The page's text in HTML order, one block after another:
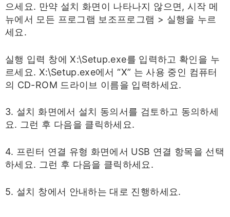
으세요. 만약 설치 화면이 나타나지 않으면, 시작 메
뉴에서 모든 프로그램 보조프로그램 > 실행을 누르
세요.
실행 입력 창에 X:\Setup.exe를 입력하고 확인을 누
르세요. X:\Setup.exe에서 “X” 는 사용 중인 컴퓨터
의 CD-ROM 드라이브 이름을 입력하세요.
3. 설치 화면에서 설치 동의서를 검토하고 동의하세
요. 그런 후 다음을 클릭하세요.
4. 프린터 연결 유형 화면에서 USB 연결 항목을 선택
하세요. 그런 후 다음을 클릭하세요.
5. 설치 창에서 안내하는 대로 진행하세요.